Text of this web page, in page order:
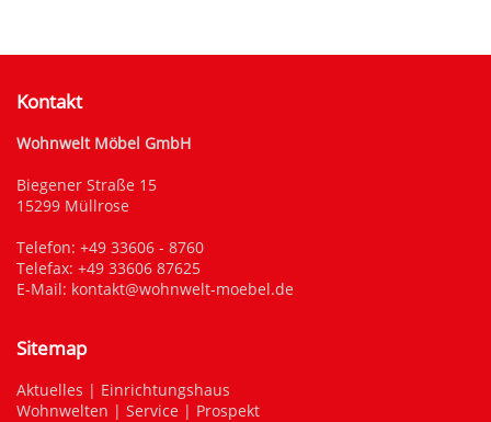
Kontakt
Wohnwelt Möbel GmbH
Biegener Straße 15
15299 Müllrose
Telefon: +49 33606 - 8760
Telefax: +49 33606 87625
E-Mail: kontakt@wohnwelt-moebel.de
Sitemap
Aktuelles | Einrichtungshaus
Wohnwelten | Service | Prospekt